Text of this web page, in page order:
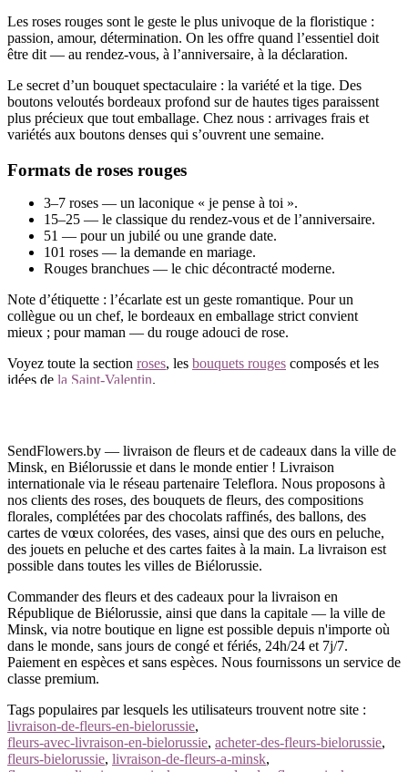
Les roses rouges sont le geste le plus univoque de la floristique :
passion, amour, détermination. On les offre quand l’essentiel doit
être dit — au rendez-vous, à l’anniversaire, à la déclaration.
Le secret d’un bouquet spectaculaire : la variété et la tige. Des
boutons veloutés bordeaux profond sur de hautes tiges paraissent
plus précieux que tout emballage. Chez nous : arrivages frais et
variétés aux boutons denses qui s’ouvrent une semaine.
Formats de roses rouges
3–7 roses — un laconique « je pense à toi ».
15–25 — le classique du rendez-vous et de l’anniversaire.
51 — pour un jubilé ou une grande date.
101 roses — la demande en mariage.
Rouges branchues — le chic décontracté moderne.
Note d’étiquette : l’écarlate est un geste romantique. Pour un
collègue ou un chef, le bordeaux en emballage strict convient
mieux ; pour maman — du rouge adouci de rose.
Voyez toute la section roses, les bouquets rouges composés et les
idées de la Saint-Valentin.
Commandez des roses rouges en ligne — la brassée livrée à
l’instant exact, à domicile, au restaurant ou au bureau. Paiement
par carte, espèces, WEBPAY, BePaid ou ERIP.
Un doute sur le choix ? Appelez— la variété et le nombre qu’il
faut.
SendFlowers.by — livraison de fleurs et de cadeaux dans la ville de
Minsk, en Biélorussie et dans le monde entier ! Livraison
internationale via le réseau partenaire Teleflora. Nous proposons à
nos clients des roses, des bouquets de fleurs, des compositions
florales, complétées par des chocolats raffinés, des ballons, des
cartes de vœux colorées, des vases, ainsi que des ours en peluche,
des jouets en peluche et des cartes faites à la main. La livraison est
possible dans toutes les villes de Biélorussie.
Commander des fleurs et des cadeaux pour la livraison en
République de Biélorussie, ainsi que dans la capitale — la ville de
Minsk, via notre boutique en ligne est possible depuis n'importe où
dans le monde, sans jours de congé et fériés, 24h/24 et 7j/7.
Paiement en espèces et sans espèces. Nous fournissons un service de
classe premium.
Tags populaires par lesquels les utilisateurs trouvent notre site :
livraison-de-fleurs-en-bielorussie,
fleurs-avec-livraison-en-bielorussie, acheter-des-fleurs-bielorussie,
fleurs-bielorussie, livraison-de-fleurs-a-minsk,